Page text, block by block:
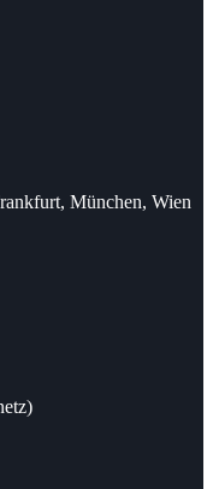
München, Wien